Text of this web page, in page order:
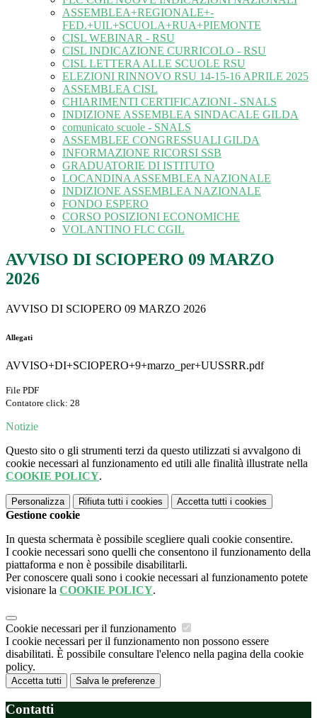
ASSEMBLEA+REGIONALE+-
FED.+UIL+SCUOLA+RUA+PIEMONTE
CISL WEBINAR - RSU
CISL INDICAZIONE CURRICOLO - RSU
CISL LETTERA ALLE SCUOLE RSU
ELEZIONI RINNOVO RSU 14-15-16 APRILE 2025
ASSEMBLEA CISL
CHIARIMENTI CERTIFICAZIONI - SNALS
INDIZIONE ASSEMBLEA SINDACALE GILDA
comunicato scuole - SNALS
ASSEMBLEE CONGRESSUALI GILDA
INFORMAZIONE RICORSI SSB
GRADUATORIE DI ISTITUTO
LOCANDINA ASSEMBLEA NAZIONALE
INDIZIONE ASSEMBLEA NAZIONALE
FONDO ESPERO
CORSO POSIZIONI ECONOMICHE
VOLANTINO FLC CGIL
AVVISO DI SCIOPERO 09 MARZO
2026
AVVISO DI SCIOPERO 09 MARZO 2026
Allegati
AVVISO+DI+SCIOPERO+9+marzo_per+UUSSRR.pdf
File PDF
Contatore click: 28
Notizie
Questo sito o gli strumenti terzi da questo utilizzati si avvalgono di
cookie necessari al funzionamento ed utili alle finalità illustrate nella
COOKIE POLICY.
Personalizza Rifiuta tutti i cookies Accetta tutti i cookies
Gestione cookie
In questa schermata è possibile scegliere quali cookie consentire.
I cookie necessari sono quelli che consentono il funzionamento della
piattaforma e non è possibile disabilitarli.
Per conoscere quali sono i cookie necessari al funzionamento potete
visionare la COOKIE POLICY.
Cookie necessari per il funzionamento
I cookie necessari per il funzionamento non possono essere
disabilitati. È possibile consultare l'elenco nella pagina della cookie
policy.
Accetta tutti Salva le preferenze
Contatti